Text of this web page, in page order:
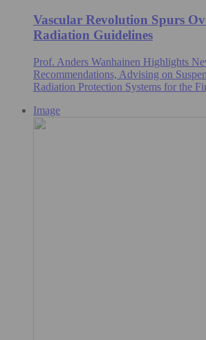
Vascular Revolution Spurs
Radiation Guidelines
Prof. Anders Wanhainen Highlights
Recommendations, Advising on
Radiation Protection Systems for the
Image